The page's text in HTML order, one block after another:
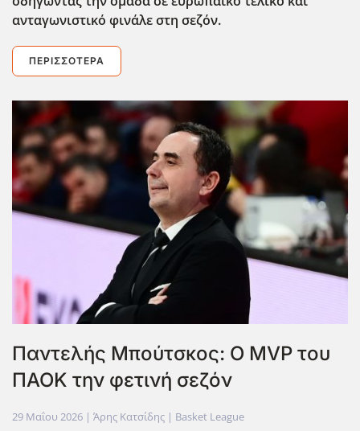
ανταγωνιστικό φινάλε στη σεζόν.
ΠΕΡΙΣΣΌΤΕΡΑ
Παντελής Μπούτσκος: Ο MVP του
ΠΑΟΚ την φετινή σεζόν
29 Μαΐου 2026 | Άρης Κατσίδης | Basket League